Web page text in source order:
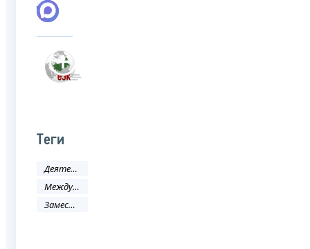
Теги
Деятельность ФНС
Международное сотрудничество
Заместитель руководителя ФНС России